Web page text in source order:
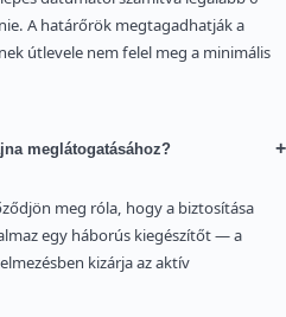
A határőrök megtagadhatják a
útlevele nem felel meg a minimális
meglátogatásához? +
meg róla, hogy a biztosítása
egy háborús kiegészítőt — a
kizárja az aktív